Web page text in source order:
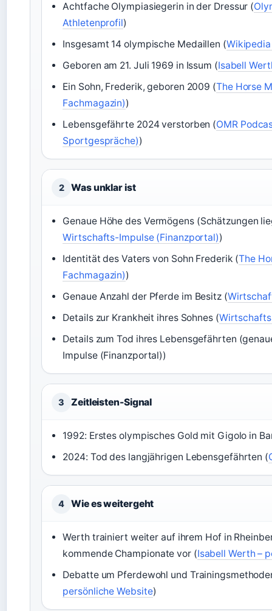
Achtfache Olympiasiegerin in der Dressur (
Athletenprofil)
Insgesamt 14 olympische Medaillen (
Geboren am 21. Juli 1969 in Issum (Isabell
Ein Sohn, Frederik, geboren 2009 (The Horse
Fachmagazin))
Lebensgefährte 2024 verstorben (OMR
Sportgespräche))
2 Was unklar ist
Genaue Höhe des Vermögens (Schätzungen
Wirtschafts-Impulse (Finanzportal))
Identität des Vaters von Sohn Frederik (The
Fachmagazin))
Genaue Anzahl der Pferde im Besitz (
Details zur Krankheit ihres Sohnes (
Details zum Tod ihres Lebensgefährten
Impulse (Finanzportal))
3 Zeitleisten-Signal
1992: Erstes olympisches Gold mit Gigolo in
2024: Tod des langjährigen Lebensgefährten (
4 Wie es weitergeht
Werth trainiert weiter auf ihrem Hof in
kommende Championate vor (Isabell Werth –
Debatte um Pferdewohl und
persönliche Website)